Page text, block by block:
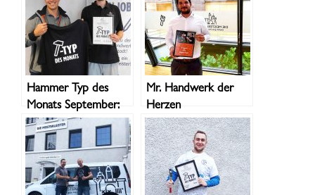
Hammer Typ des
Monats September:
Martin
Mr. Handwerk der
Herzen